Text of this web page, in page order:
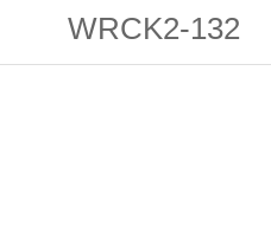
WRCK2-132